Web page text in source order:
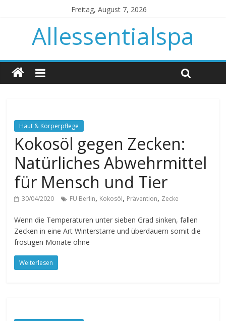
Freitag, August 7, 2026
Allessentialspa
Haut & Körperpflege
Kokosöl gegen Zecken:
Natürliches Abwehrmittel
für Mensch und Tier
30/04/2020 FU Berlin, Kokosöl, Prävention, Zecke
Wenn die Temperaturen unter sieben Grad sinken, fallen
Zecken in eine Art Winterstarre und überdauern somit die
frostigen Monate ohne
Weiterlesen